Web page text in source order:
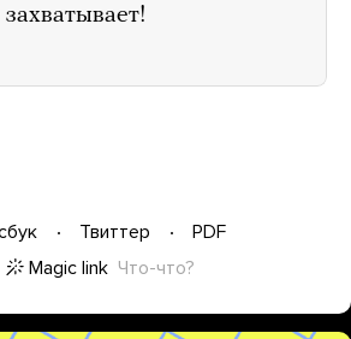
Твиттер
PDF
Magic link Что-что?